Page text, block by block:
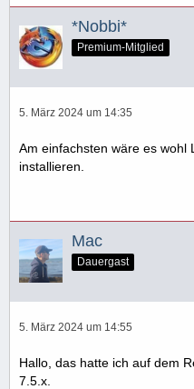
*Nobbi*
Premium-Mitglied
5. März 2024 um 14:35
Am einfachsten wäre es wohl
installieren.
Mac
Dauergast
5. März 2024 um 14:55
Hallo, das hatte ich auf dem
7.5.x.